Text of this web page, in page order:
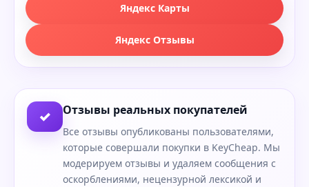
Яндекс Карты
Яндекс Отзывы
✓ Отзывы реальных покупателей
Все отзывы опубликованы пользователями,
которые совершали покупки в KeyCheap. Мы
модерируем отзывы и удаляем сообщения с
оскорблениями, нецензурной лексикой и